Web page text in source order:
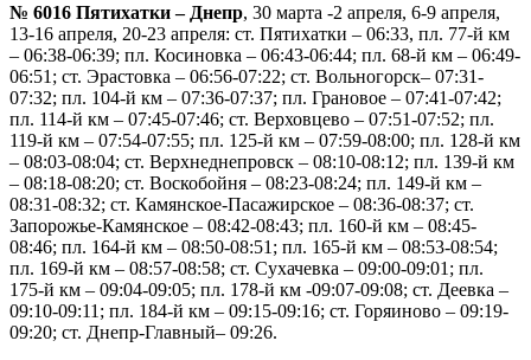
№ 6016 Пятихатки – Днепр, 30 марта -2 апреля, 6-9 апреля,
13-16 апреля, 20-23 апреля: ст. Пятихатки – 06:33, пл. 77-й км
– 06:38-06:39; пл. Косиновка – 06:43-06:44; пл. 68-й км – 06:49-
06:51; ст. Эрастовка – 06:56-07:22; ст. Вольногорск– 07:31-
07:32; пл. 104-й км – 07:36-07:37; пл. Грановое – 07:41-07:42;
пл. 114-й км – 07:45-07:46; ст. Верховцево – 07:51-07:52; пл.
119-й км – 07:54-07:55; пл. 125-й км – 07:59-08:00; пл. 128-й км
– 08:03-08:04; ст. Верхнеднепровск – 08:10-08:12; пл. 139-й км
– 08:18-08:20; ст. Воскобойня – 08:23-08:24; пл. 149-й км –
08:31-08:32; ст. Камянское-Пасажирское – 08:36-08:37; ст.
Запорожье-Камянское – 08:42-08:43; пл. 160-й км – 08:45-
08:46; пл. 164-й км – 08:50-08:51; пл. 165-й км – 08:53-08:54;
пл. 169-й км – 08:57-08:58; ст. Сухачевка – 09:00-09:01; пл.
175-й км – 09:04-09:05; пл. 178-й км -09:07-09:08; ст. Деевка –
09:10-09:11; пл. 184-й км – 09:15-09:16; ст. Горяиново – 09:19-
09:20; ст. Днепр-Главный– 09:26.